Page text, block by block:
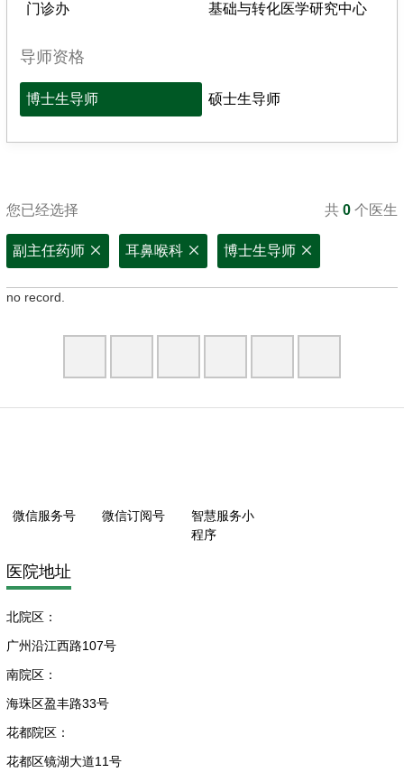
门诊办 基础与转化医学研究中心
导师资格
博士生导师 硕士生导师
您已经选择 共 0 个医生
副主任药师 耳鼻喉科 博士生导师
no record.
微信服务号 微信订阅号
智慧服务小
程序
医院地址
北院区：
广州沿江西路107号
南院区：
海珠区盈丰路33号
花都院区：
花都区镜湖大道11号